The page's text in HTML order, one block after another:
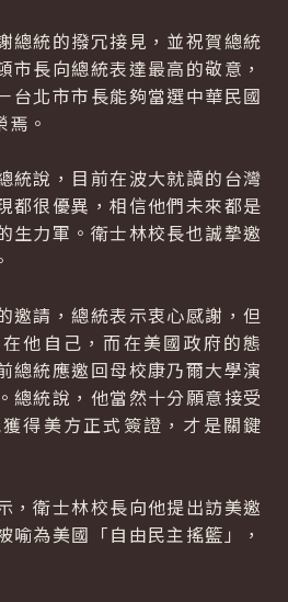
統的撥冗接見，並祝賀總統
市長向總統表達最高的敬意，
台北市市長能夠當選中華民國
。
說，目前在波大就讀的台灣
都很優異，相信他們未來都是
生力軍。衛士林校長也誠摯邀
請，總統表示衷心感謝，但
他自己，而在美國政府的態
總統應邀回母校康乃爾大學演
總統說，他當然十分願意接受
得美方正式簽證，才是關鍵
衛士林校長向他提出訪美邀
喻為美國「自由民主搖籃」，